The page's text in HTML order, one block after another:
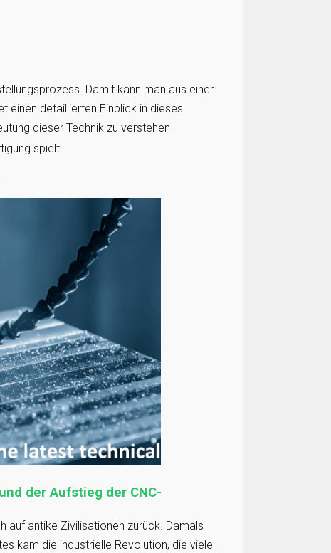
Damit kann man aus einer
einen detaillierten Einblick in dieses
dieser Technik zu verstehen
spielt.
der Aufstieg der CNC-
auf antike Zivilisationen zurück. Damals
kam die industrielle Revolution, die viele